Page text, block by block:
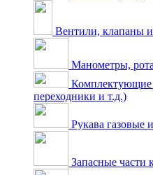
Вентили, клапаны
Манометры,
Комплектующие
переходники и т.д.)
Рукава газовые
Запасные части